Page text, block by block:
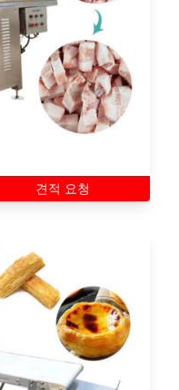
견적 요청